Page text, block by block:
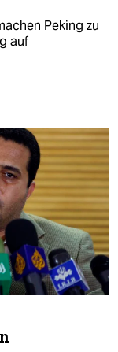
Peking zu
auf